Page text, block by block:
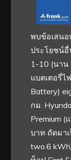
พบข้อเสนอ
ประโยชน์อื่
1-10 (นาน
แบตเตอรี่ไ
Battery)
กม.
Premium
บาท ถัดมา
two.6